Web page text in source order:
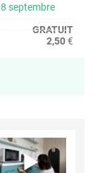
septembre
GRATUIT
2,50€